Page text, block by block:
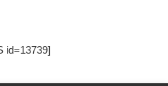
id=13739]